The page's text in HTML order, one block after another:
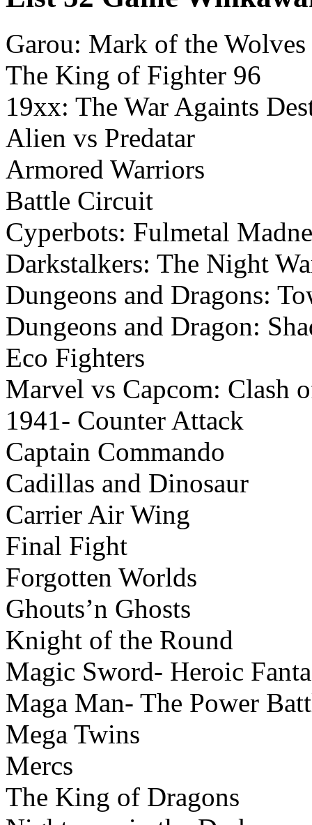
Garou: Mark of the Wolves
The King of Fighter 96
19xx: The War Againts
Alien vs Predatar
Armored Warriors
Battle Circuit
Cyperbots: Fulmetal
Darkstalkers: The Night
Dungeons and Dragons:
Dungeons and Dragon:
Eco Fighters
Marvel vs Capcom: Clash
1941- Counter Attack
Captain Commando
Cadillas and Dinosaur
Carrier Air Wing
Final Fight
Forgotten Worlds
Ghouts’n Ghosts
Knight of the Round
Magic Sword- Heroic
Maga Man- The Power
Mega Twins
Mercs
The King of Dragons